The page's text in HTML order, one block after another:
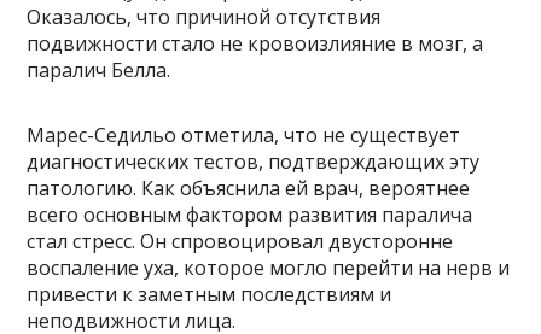
Оказалось, что причиной отсутствия
подвижности стало не кровоизлияние в мозг, а
паралич Белла.
Марес-Седильо отметила, что не существует
диагностических тестов, подтверждающих эту
патологию. Как объяснила ей врач, вероятнее
всего основным фактором развития паралича
стал стресс. Он спровоцировал двусторонне
воспаление уха, которое могло перейти на нерв и
привести к заметным последствиям и
неподвижности лица.